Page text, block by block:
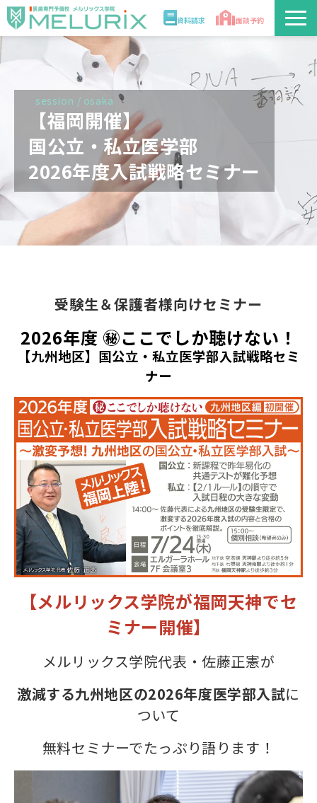
資料請求 面談予約
校舎情報
入学案内
合格実績・合格体験記
session / osaka
【福岡開催】
国公立・私立医学部
2026年度入試戦略セミナー
受験生＆保護者様向けセミナー
2026年度 ㊙ここでしか聴けない！
【九州地区】国公立・私立医学部入試戦略セミ
ナー
【メルリックス学院が福岡天神でセ
ミナー開催】
メルリックス学院代表・佐藤正憲が
激減する九州地区の2026年度医学部入試に
ついて
無料セミナーでたっぷり語ります！